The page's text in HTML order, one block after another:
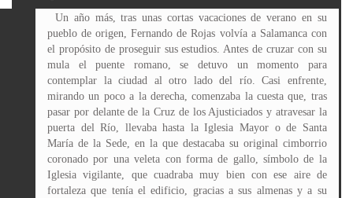
Un año más, tras unas cortas vacaciones de verano en su
pueblo de origen, Fernando de Rojas volvía a Salamanca con
el propósito de proseguir sus estudios. Antes de cruzar con su
mula el puente romano, se detuvo un momento para
contemplar la ciudad al otro lado del río. Casi enfrente,
mirando un poco a la derecha, comenzaba la cuesta que, tras
pasar por delante de la Cruz de los Ajusticiados y atravesar la
puerta del Río, llevaba hasta la Iglesia Mayor o de Santa
María de la Sede, en la que destacaba su original cimborrio
coronado por una veleta con forma de gallo, símbolo de la
Iglesia vigilante, que cuadraba muy bien con ese aire de
fortaleza que tenía el edificio, gracias a sus almenas y a su